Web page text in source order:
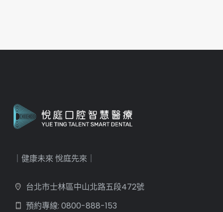
｜健康未來 悅庭先來｜
台北市士林區中山北路五段472號
預約專線: 0800-888-153